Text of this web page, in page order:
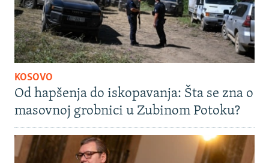
KOSOVO
Od hapšenja do iskopavanja: Šta se zna o
masovnoj grobnici u Zubinom Potoku?